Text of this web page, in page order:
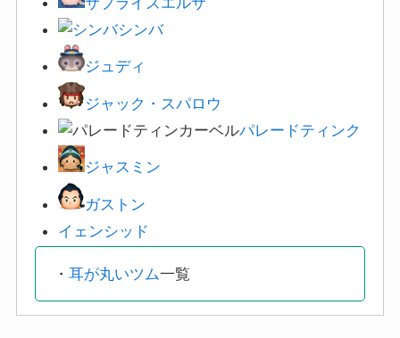
シンバ
ジュディ
ジャック・スパロウ
パレードティンク
ジャスミン
ガストン
イェンシッド
・ 耳が丸いツム一覧